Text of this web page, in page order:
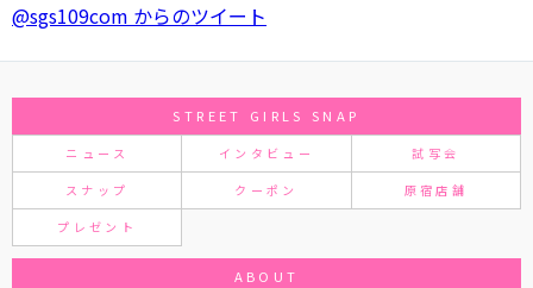
@sgs109com からのツイート
STREET GIRLS SNAP
ニュース インタビュー 試写会
スナップ クーポン 原宿店舗
プレゼント
ABOUT